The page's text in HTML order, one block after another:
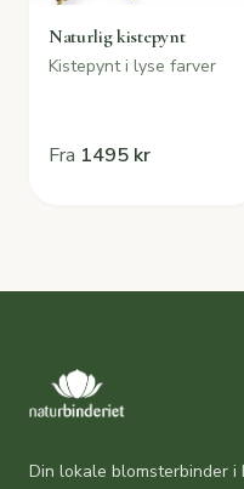
Naturlig kistepynt
Kistepynt i lyse farver
Fra 1495 kr
Din lokale blomsterbinder i